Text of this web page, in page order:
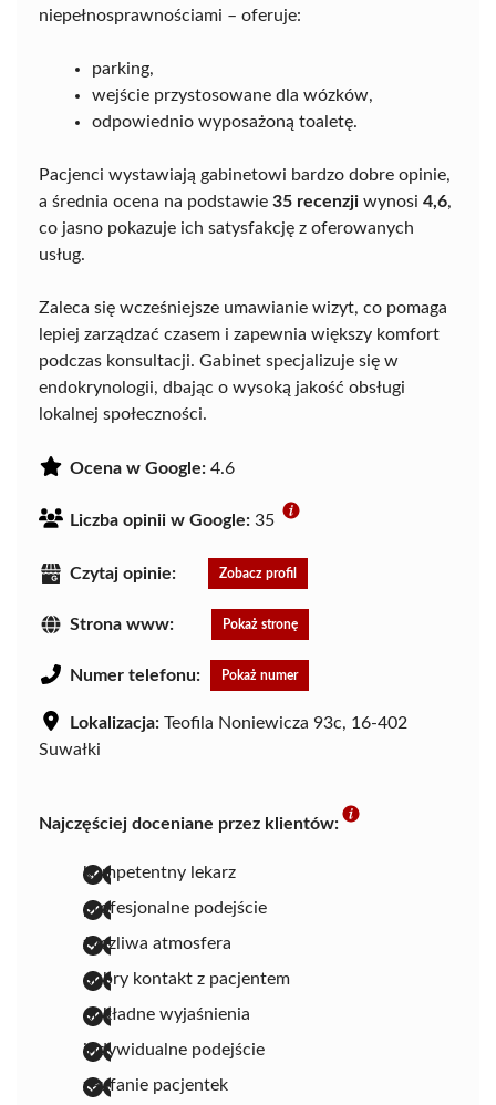
niepełnosprawnościami – oferuje:
parking,
wejście przystosowane dla wózków,
odpowiednio wyposażoną toaletę.
Pacjenci wystawiają gabinetowi bardzo dobre opinie,
a średnia ocena na podstawie 35 recenzji wynosi 4,6,
co jasno pokazuje ich satysfakcję z oferowanych
usług.
Zaleca się wcześniejsze umawianie wizyt, co pomaga
lepiej zarządzać czasem i zapewnia większy komfort
podczas konsultacji. Gabinet specjalizuje się w
endokrynologii, dbając o wysoką jakość obsługi
lokalnej społeczności.
Ocena w Google: 4.6
Liczba opinii w Google: 35
Czytaj opinie: Zobacz profil
Strona www: Pokaż stronę
Numer telefonu: Pokaż numer
Lokalizacja: Teofila Noniewicza 93c, 16-402
Suwałki
Najczęściej doceniane przez klientów:
kompetentny lekarz
profesjonalne podejście
życzliwa atmosfera
dobry kontakt z pacjentem
dokładne wyjaśnienia
indywidualne podejście
zaufanie pacjentek